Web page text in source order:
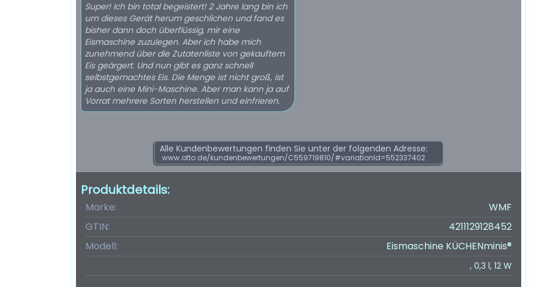
Super! Ich bin total begeistert! 2 Jahre lang bin ich
um dieses Gerät herum geschlichen und fand es
bisher dann doch überflüssig, mir eine
Eismaschine zuzulegen. Aber ich habe mich
zunehmend über die Zutatenliste von gekauftem
Eis geärgert. Und nun gibt es ganz schnell
selbstgemachtes Eis. Die Menge ist nicht groß, ist
ja auch eine Mini-Maschine. Aber man kann ja auf
Vorrat mehrere Sorten herstellen und einfrieren.
Alle Kundenbewertungen finden Sie unter der folgenden Adresse:
www.otto.de/kundenbewertungen/C559719810/#variationId=552337402
Produktdetails:
Marke:
WMF
GTIN:
4211129128452
Modell:
Eismaschine KÜCHENminis®
, 0,3 l, 12 W